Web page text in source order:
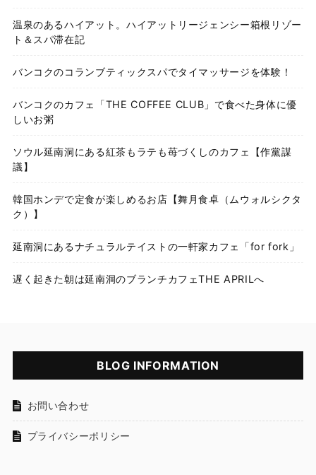
温泉のあるハイアット。ハイアットリージェンシー箱根リゾー
ト＆スパ滞在記
バンコクのコランブティックスパでタイマッサージを体験！
バンコクのカフェ「THE COFFEE CLUB」で食べた身体に優
しいお粥
ソウル延南洞にある紅茶もラテも苺づくしのカフェ【作黨謀
議】
韓国ホンデで定食が楽しめるお店【舞月食卓（ムウォルシクタ
ク）】
延南洞にあるナチュラルテイストの一軒家カフェ「for fork」
遅く起きた朝は延南洞のブランチカフェTHE APRILへ
BLOG INFORMATION
お問い合わせ
プライバシーポリシー